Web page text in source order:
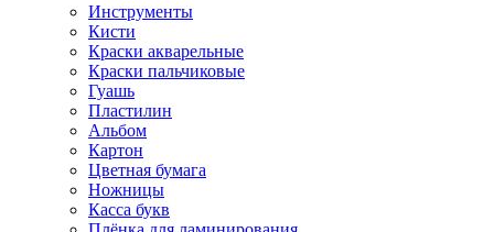
Инструменты
Кисти
Краски акварельные
Краски пальчиковые
Гуашь
Пластилин
Альбом
Картон
Цветная бумага
Ножницы
Касса букв